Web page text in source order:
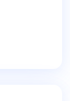
prevê
8% […]